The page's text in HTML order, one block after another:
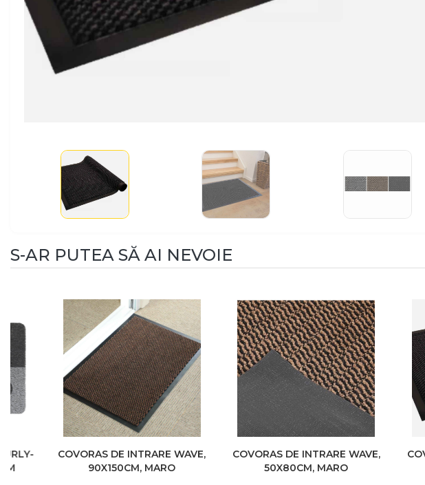
S-AR PUTEA SĂ AI NEVOIE
COVORAS DE INTRARE WAVE,
90X150CM, MARO
COVORAS DE INTRARE WAVE,
50X80CM, MARO